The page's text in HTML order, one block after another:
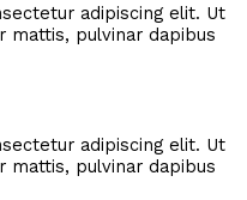
adipiscing elit. Ut
mattis, pulvinar dapibus
adipiscing elit. Ut
mattis, pulvinar dapibus